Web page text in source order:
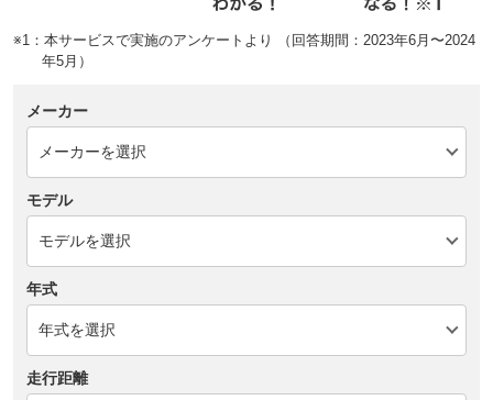
※1：本サービスで実施のアンケートより （回答期間：2023年6月〜2024
年5月）
メーカー
モデル
年式
走行距離